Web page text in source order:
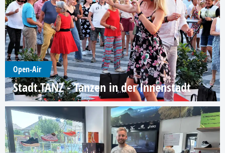
Open-Air
Stadt.TANZ - Tanzen in der Innenstadt